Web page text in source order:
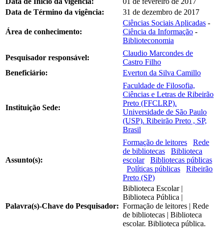
Data de Término da vigência:
31 de dezembro de 2017
Área de conhecimento:
Ciências Sociais Aplicadas -
Ciência da Informação -
Biblioteconomia
Pesquisador responsável:
Claudio Marcondes de
Castro Filho
Beneficiário:
Everton da Silva Camillo
Instituição Sede:
Faculdade de Filosofia,
Ciências e Letras de Ribeirão
Preto (FFCLRP).
Universidade de São Paulo
(USP). Ribeirão Preto , SP,
Brasil
Assunto(s):
Formação de leitores
Rede
de bibliotecas
Biblioteca
escolar
Bibliotecas públicas
Políticas públicas
Ribeirão
Preto (SP)
Palavra(s)-Chave do Pesquisador:
Biblioteca Escolar |
Biblioteca Pública |
Formação de leitores | Rede
de bibliotecas | Biblioteca
escolar. Biblioteca pública.